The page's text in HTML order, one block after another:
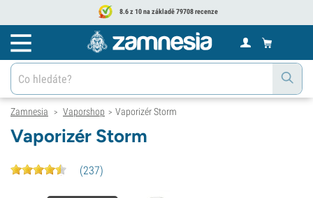
8.6 z 10 na základě 79708 recenze
Zamnesia > Vaporshop > Vaporizér Storm
Vaporizér Storm
(237)